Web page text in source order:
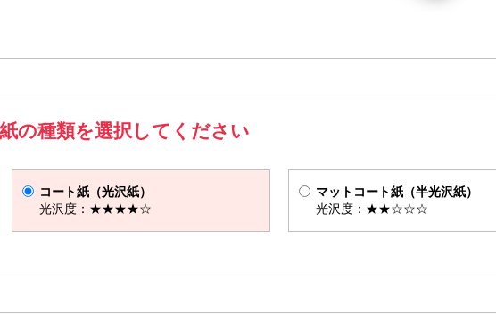
の種類を選択してください
コート紙（光沢紙）
光沢度：★★★★☆
マットコート紙（半光沢紙）
光沢度：★★☆☆☆